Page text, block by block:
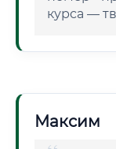
курса —
Максим